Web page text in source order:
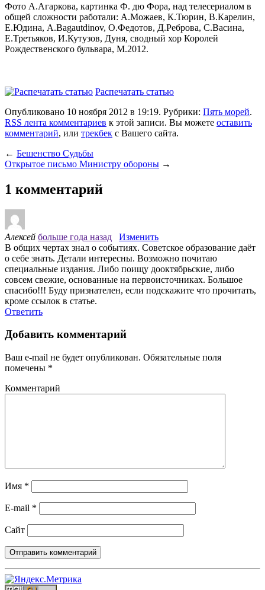
Фото А.Агаркова, картинка Ф. дю Фора, над телесериалом в
общей сложности работали: А.Можаев, К.Тюрин, В.Карелин,
Е.Юдина, A.Bagautdinov, О.Федотов, Д.Реброва, С.Васина,
Е.Третьяков, И.Кутузов, Дуня, сводный хор Королей
Рождественского бульвара, М.2012.
Распечатать статью
Опубликовано 10 ноября 2012 в 19:19. Рубрики: Пять морей.
RSS лента комментариев к этой записи. Вы можете оставить
комментарий, или трекбек с Вашего сайта.
← Бешенство Судьбы
Открытое письмо Министру обороны →
1 комментарий
Алексей больше года назад
Изменить
В общих чертах знал о событиях. Советское образование даёт
о себе знать. Детали интересны. Возможно почитаю
специальные издания. Либо поищу дооктябрьские, либо
совсем свежие, основанные на первоисточниках. Большое
спасибо!!! Буду признателен, если подскажите что прочитать,
кроме ссылок в статье.
Ответить
Добавить комментарий
Ваш e-mail не будет опубликован. Обязательные поля
помечены *
Комментарий
Имя *
E-mail *
Сайт